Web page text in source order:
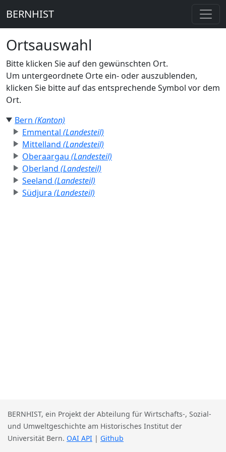
BERNHIST
Ortsauswahl
Bitte klicken Sie auf den gewünschten Ort.
Um untergeordnete Orte ein- oder auszublenden,
klicken Sie bitte auf das entsprechende Symbol vor dem
Ort.
Bern (Kanton)
Emmental (Landesteil)
Mittelland (Landesteil)
Oberaargau (Landesteil)
Oberland (Landesteil)
Seeland (Landesteil)
Südjura (Landesteil)
BERNHIST, ein Projekt der Abteilung für Wirtschafts-, Sozial-
und Umweltgeschichte am Historisches Institut der
Universität Bern. OAI API | Github